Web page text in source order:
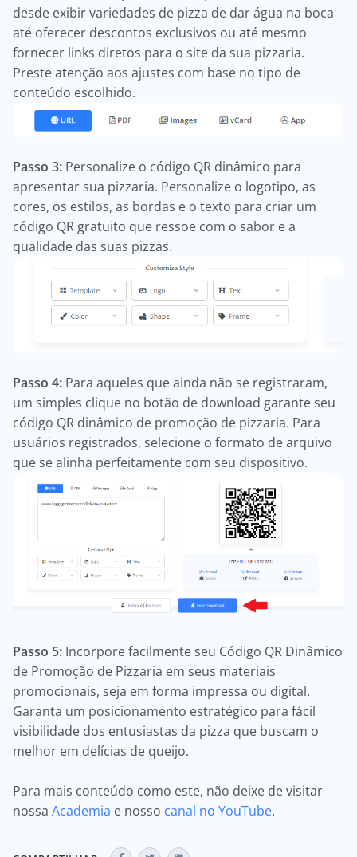
desde exibir variedades de pizza de dar água na boca
até oferecer descontos exclusivos ou até mesmo
fornecer links diretos para o site da sua pizzaria.
Preste atenção aos ajustes com base no tipo de
conteúdo escolhido.
Passo 3: Personalize o código QR dinâmico para
apresentar sua pizzaria. Personalize o logotipo, as
cores, os estilos, as bordas e o texto para criar um
código QR gratuito que ressoe com o sabor e a
qualidade das suas pizzas.
Passo 4: Para aqueles que ainda não se registraram,
um simples clique no botão de download garante seu
código QR dinâmico de promoção de pizzaria. Para
usuários registrados, selecione o formato de arquivo
que se alinha perfeitamente com seu dispositivo.
Passo 5: Incorpore facilmente seu Código QR Dinâmico
de Promoção de Pizzaria em seus materiais
promocionais, seja em forma impressa ou digital.
Garanta um posicionamento estratégico para fácil
visibilidade dos entusiastas da pizza que buscam o
melhor em delícias de queijo.
Para mais conteúdo como este, não deixe de visitar
nossa Academia e nosso canal no YouTube.